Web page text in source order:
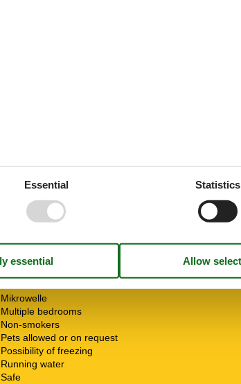
Cable / Sat
Coffee machine
Dishwasher
Double bed
Hair dryer
Heater
Mikrowelle
Multiple bedrooms
Non-smokers
Pets allowed or on request
Possibility of freezing
Running water
Safe
Essential Statistics